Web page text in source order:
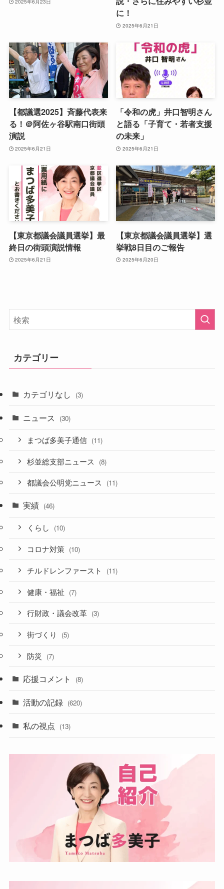
に！
2025年6月21日
【都議選2025】斉藤代表来
る！＠阿佐ヶ谷駅南口街頭
演説
2025年6月21日
「令和の虎」井口智明さん
と語る「子育て・若者支援
の未来」
2025年6月21日
【東京都議会議員選挙】最
終日の街頭演説情報
2025年6月21日
【東京都議会議員選挙】選
挙戦8日目のご報告
2025年6月20日
カテゴリー
カテゴリなし (3)
ニュース (30)
まつば多美子通信 (11)
杉並総支部ニュース (8)
都議会公明党ニュース (11)
実績 (46)
くらし (10)
コロナ対策 (10)
チルドレンファースト (11)
健康・福祉 (7)
行財政・議会改革 (3)
街づくり (5)
防災 (7)
応援コメント (8)
活動の記録 (620)
私の視点 (13)